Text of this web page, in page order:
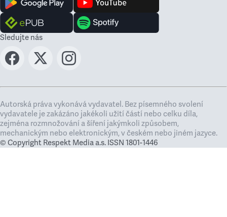
Sledujte nás
Autorská práva vykonává vydavatel. Bez písemného svolení
vydavatele je zakázáno jakékoli užití částí nebo celku díla,
zejména rozmnožování a šíření jakýmkoli způsobem,
mechanickým nebo elektronickým, v českém nebo jiném jazyce.
© Copyright Respekt Media a.s. ISSN 1801-1446